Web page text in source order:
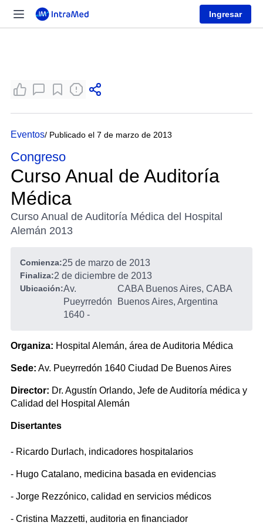
Ingresar
Eventos/ Publicado el 7 de marzo de 2013
Congreso
Curso Anual de Auditoría
Médica
Curso Anual de Auditoría Médica del Hospital
Alemán 2013
Comienza:25 de marzo de 2013
Finaliza:2 de diciembre de 2013
Ubicación:Av.
Pueyrredón
1640 -
CABA Buenos Aires, CABA
Buenos Aires, Argentina
Organiza: Hospital Alemán, área de Auditoria Médica
Sede: Av. Pueyrredón 1640 Ciudad De Buenos Aires
Director: Dr. Agustín Orlando, Jefe de Auditoría médica y
Calidad del Hospital Alemán
Disertantes
- Ricardo Durlach, indicadores hospitalarios
- Hugo Catalano, medicina basada en evidencias
- Jorge Rezzónico, calidad en servicios médicos
- Cristina Mazzetti, auditoria en financiador